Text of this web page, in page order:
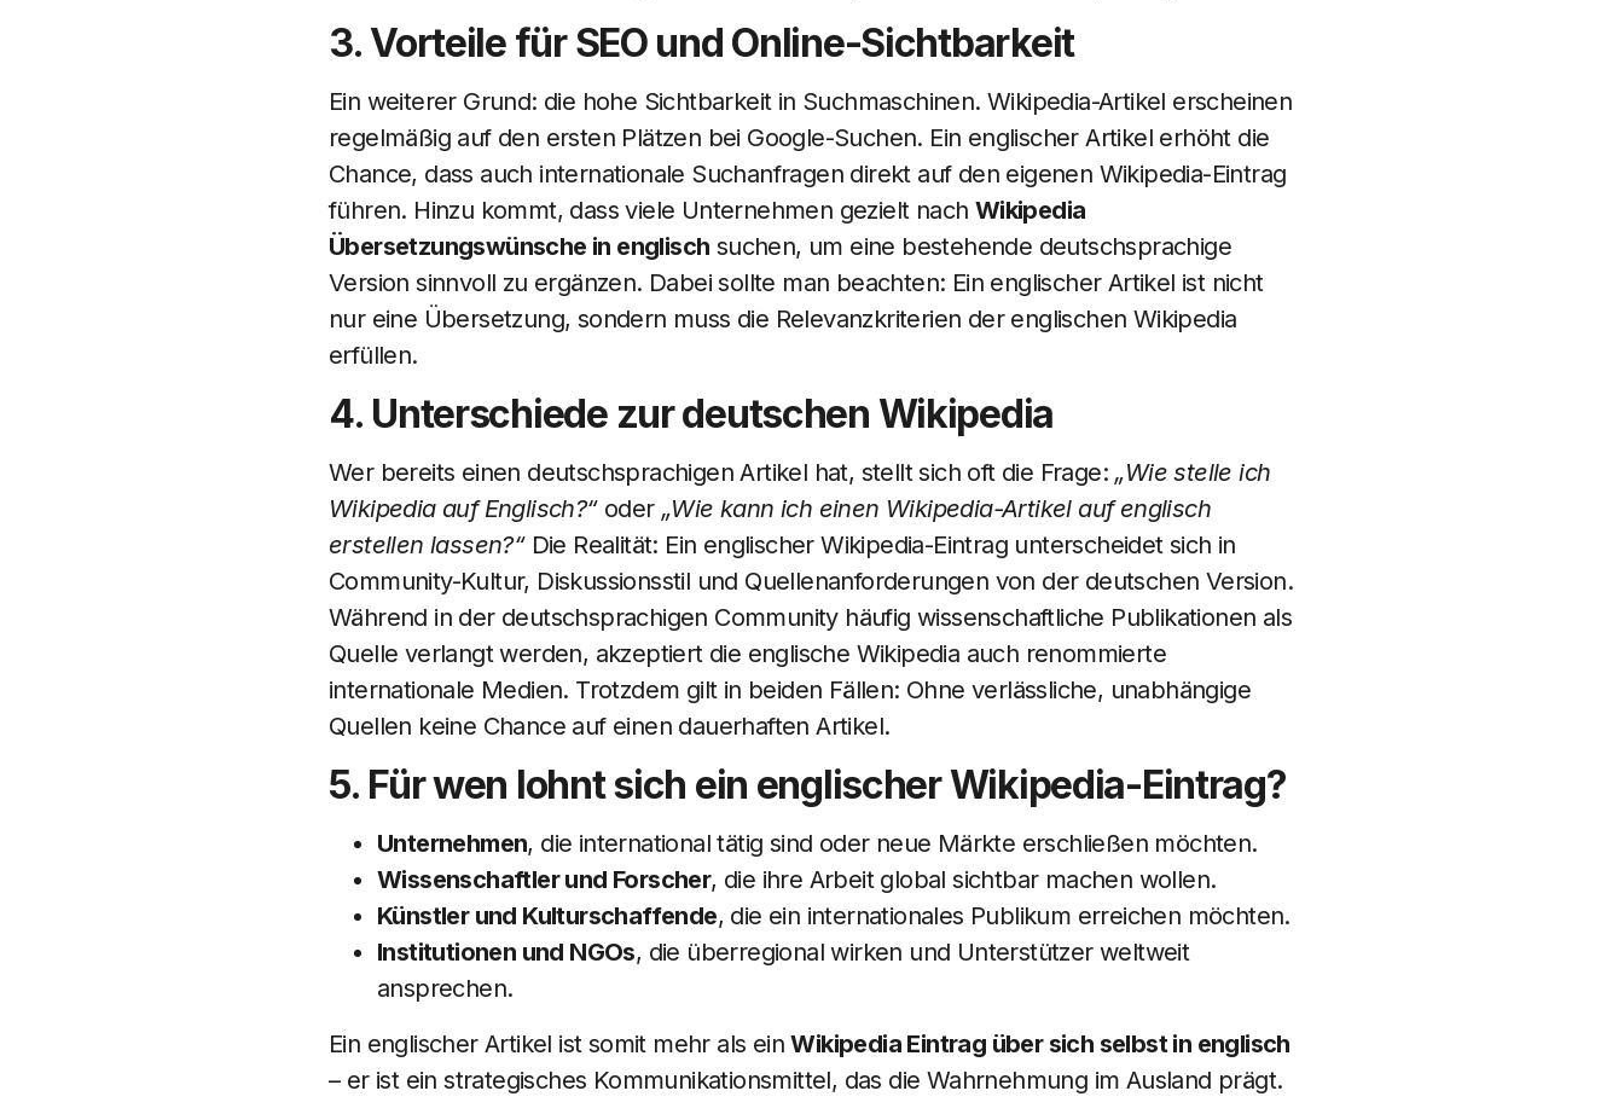
3. Vorteile für SEO und Online-Sichtbarkeit
Ein weiterer Grund: die hohe Sichtbarkeit in Suchmaschinen. Wikipedia-Artikel erscheinen
regelmäßig auf den ersten Plätzen bei Google-Suchen. Ein englischer Artikel erhöht die
Chance, dass auch internationale Suchanfragen direkt auf den eigenen Wikipedia-Eintrag
führen. Hinzu kommt, dass viele Unternehmen gezielt nach Wikipedia
Übersetzungswünsche in englisch suchen, um eine bestehende deutschsprachige
Version sinnvoll zu ergänzen. Dabei sollte man beachten: Ein englischer Artikel ist nicht
nur eine Übersetzung, sondern muss die Relevanzkriterien der englischen Wikipedia
erfüllen.
4. Unterschiede zur deutschen Wikipedia
Wer bereits einen deutschsprachigen Artikel hat, stellt sich oft die Frage: „Wie stelle ich
Wikipedia auf Englisch?“oder „Wie kann ich einen Wikipedia-Artikel auf englisch
erstellen lassen?“Die Realität: Ein englischer Wikipedia-Eintrag unterscheidet sich in
Community-Kultur, Diskussionsstil und Quellenanforderungen von der deutschen Version.
Während in der deutschsprachigen Community häufig wissenschaftliche Publikationen als
Quelle verlangt werden, akzeptiert die englische Wikipedia auch renommierte
internationale Medien. Trotzdem gilt in beiden Fällen: Ohne verlässliche, unabhängige
Quellen keine Chance auf einen dauerhaften Artikel.
5. Für wen lohnt sich ein englischer Wikipedia-Eintrag?
Unternehmen, die international tätig sind oder neue Märkte erschließen möchten.
Wissenschaftler und Forscher, die ihre Arbeit global sichtbar machen wollen.
Künstler und Kulturschaffende, die ein internationales Publikum erreichen möchten.
Institutionen und NGOs, die überregional wirken und Unterstützer weltweit
ansprechen.
Ein englischer Artikel ist somit mehr als einWikipedia Eintrag über sich selbst in englisch
– er ist ein strategisches Kommunikationsmittel, das die Wahrnehmung im Ausland prägt.